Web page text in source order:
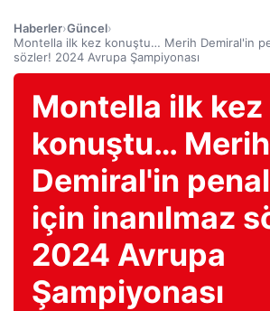
Haberler›Güncel›
Montella ilk kez konuştu… Merih Demiral'in
sözler! 2024 Avrupa Şampiyonası
Montella ilk kez
konuştu… Merih
Demiral'in
için inanılmaz
2024 Avrupa
Şampiyonası